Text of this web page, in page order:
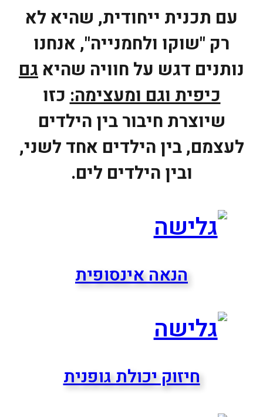
עם תכנית ייחודית, שהיא לא
רק "שוקו ולחמנייה", אנחנו
נותנים דגש על חוויה שהיאגם
כיפית וגם ומעצימה:כזו
שיוצרת חיבור בין הילדים
לעצמם, בין הילדים אחד לשני,
ובין הילדים לים.
הנאה אינסופית
חיזוק יכולת גופנית